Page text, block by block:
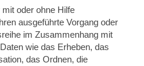
oder ohne Hilfe
ausgeführte Vorgang oder
im Zusammenhang mit
wie das Erheben, das
das Ordnen, die